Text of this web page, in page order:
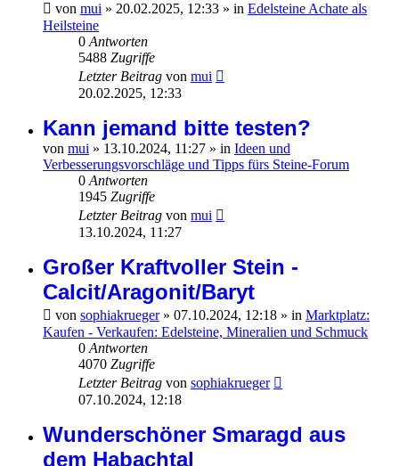
von mui » 20.02.2025, 12:33 » in Edelsteine Achate als
Heilsteine
0 Antworten
5488 Zugriffe
Letzter Beitrag von mui
20.02.2025, 12:33
Kann jemand bitte testen?
von mui » 13.10.2024, 11:27 » in Ideen und
Verbesserungsvorschläge und Tipps fürs Steine-Forum
0 Antworten
1945 Zugriffe
Letzter Beitrag von mui
13.10.2024, 11:27
Großer Kraftvoller Stein -
Calcit/Aragonit/Baryt
von sophiakrueger» 07.10.2024, 12:18 » in Marktplatz:
Kaufen - Verkaufen: Edelsteine, Mineralien und Schmuck
0 Antworten
4070 Zugriffe
Letzter Beitrag von sophiakrueger
07.10.2024, 12:18
Wunderschöner Smaragd aus
dem Habachtal